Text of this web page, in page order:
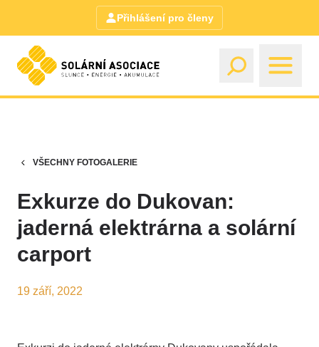
Přihlášení pro členy
VŠECHNY FOTOGALERIE
Exkurze do Dukovan:
jaderná elektrárna a solární
carport
19 září, 2022